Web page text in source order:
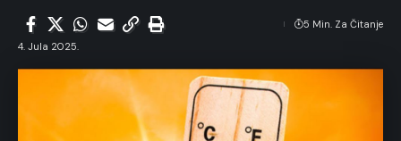
4. Jula 2025.
5 Min. Za Čitanje